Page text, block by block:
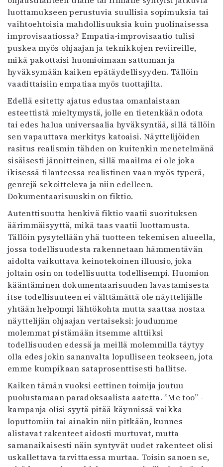
luottamukseen perustuvia suullisia sopimuksia tai
vaihtoehtoisia mahdollisuuksia kuin puolinaisessa
improvisaatiossa? Empatia-improvisaatio tulisi
puskea myös ohjaajan ja teknikkojen reviireille,
mikä pakottaisi huomioimaan sattuman ja
hyväksymään kaiken epätäydellisyyden. Tällöin
vaadittaisiin empatiaa myös tuottajilta.
Edellä esitetty ajatus edustaa omanlaistaan
esteettistä mieltymystä, jolle en tietenkään odota
tai edes halua universaalia hyväksyntää, sillä tällöin
sen vapauttava merkitys katoaisi. Näyttelijöiden
rasitus realismin tähden on kuitenkin menetelmänä
sisäisesti jännitteinen, sillä maailma ei ole joka
ikisessä tilanteessa realistinen vaan myös typerä,
genrejä sekoitteleva ja niin edelleen.
Dokumentaarisuuskin on fiktio.
Autenttisuutta henkivä fiktio vaatii suorituksen
äärimmäisyyttä, mikä taas vaatii luottamusta.
Tällöin pysytellään yhä tuotteen tekemisen alueella,
jossa todellisuudesta rakennetaan hämmentävän
aidolta vaikuttava keinotekoinen illuusio, joka
joltain osin on todellisuutta todellisempi. Huomion
kääntäminen dokumentaarisuuden lavastamisesta
itse todellisuuteen ei välttämättä ole näyttelijälle
yhtään helpompi lähtökohta mutta saattaa nostaa
näyttelijän ohjaajan vertaiseksi: joudumme
molemmat pistämään itsemme alttiiksi
todellisuuden edessä ja meillä molemmilla täytyy
olla edes jokin sananvalta lopulliseen teokseen, jota
emme kumpikaan sataprosenttisesti hallitse.
Kaiken tämän vuoksi eettinen toimija joutuu
puolustamaan paradoksaalista aatetta. ”Me too” -
kampanja olisi syytä pitää käynnissä vaikka
loputtomiin tai ainakin niin pitkään, kunnes
alistavat rakenteet aidosti murtuvat, mutta
samanaikaisesti näin syntyvät uudet rakenteet olisi
uskallettava tarvittaessa murtaa. Toisin sanoen se,